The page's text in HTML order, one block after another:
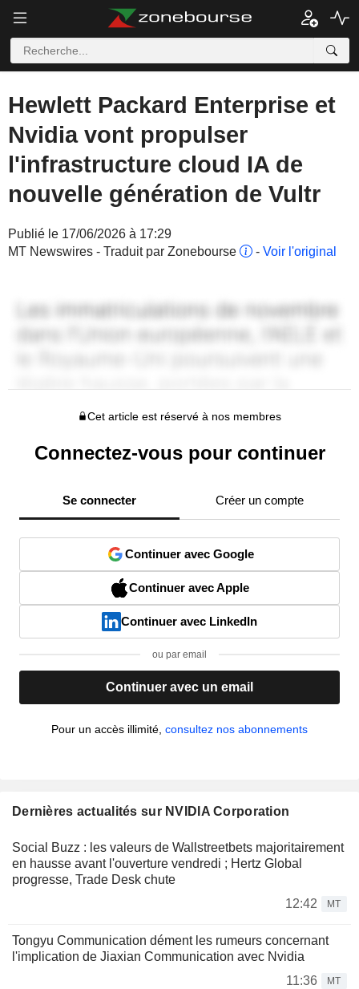
Hewlett Packard Enterprise et
Nvidia vont propulser
l'infrastructure cloud IA de
nouvelle génération de Vultr
Publié le 17/06/2026 à 17:29
MT Newswires - Traduit par Zonebourse
- Voir l'original
Cet article est réservé à nos membres
Connectez-vous pour continuer
Se connecter Créer un compte
Continuer avec Google
Continuer avec Apple
Continuer avec LinkedIn
ou par email
Continuer avec un email
Pour un accès illimité, consultez nos abonnements
Dernières actualités sur NVIDIA Corporation
Social Buzz : les valeurs de Wallstreetbets majoritairement
en hausse avant l'ouverture vendredi ; Hertz Global
progresse, Trade Desk chute
12:42
MT
Tongyu Communication dément les rumeurs concernant
l'implication de Jiaxian Communication avec Nvidia
11:36
MT